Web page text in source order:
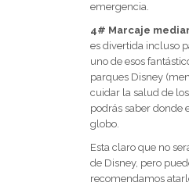
emergencia.
4# Marcaje
es divertida incluso
uno de esos
parques Disney
cuidar la salud de
podrás saber donde
globo.
Esta claro que no
de Disney, pero
recomendamos